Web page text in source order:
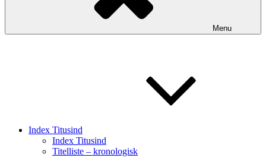
Menu
Index Titusind
Index Titusind
Titelliste – kronologisk